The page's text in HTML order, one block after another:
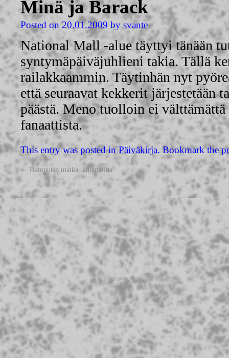
Minä ja Barack
Posted on 20.01.2009 by svante
National Mall -alue täyttyi tänään
syntymäpäiväjuhlieni takia. Tällä
railakkaammin. Täytinhän nyt
että seuraavat kekkerit järjestetään
päästä. Meno tuolloin ei
fanaattista.
This entry was posted inPäiväkirja. Bookmark the
← Hampurin matka, kuumeilua